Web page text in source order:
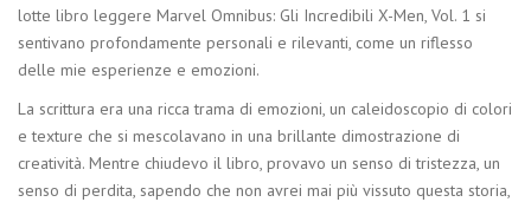
lotte libro leggere Marvel Omnibus: Gli Incredibili X-Men, Vol. 1 si
sentivano profondamente personali e rilevanti, come un riflesso
delle mie esperienze e emozioni.
La scrittura era una ricca trama di emozioni, un caleidoscopio di colori
e texture che si mescolavano in una brillante dimostrazione di
creatività. Mentre chiudevo il libro, provavo un senso di tristezza, un
senso di perdita, sapendo che non avrei mai più vissuto questa storia,